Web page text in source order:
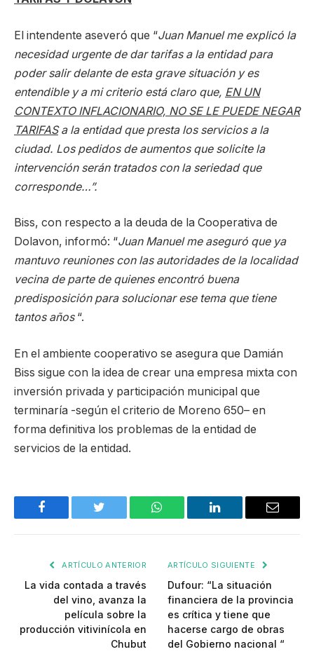
El intendente aseveró que “Juan Manuel me explicó la
necesidad urgente de dar tarifas a la entidad para
poder salir delante de esta grave situación y es
entendible y a mi criterio está claro que, EN UN
CONTEXTO INFLACIONARIO, NO SE LE PUEDE NEGAR
TARIFASa la entidad que presta los servicios a la
ciudad. Los pedidos de aumentos que solicite la
intervención serán tratados con la seriedad que
corresponde…”.
Biss, con respecto a la deuda de la Cooperativa de
Dolavon, informó: “Juan Manuel me aseguró que ya
mantuvo reuniones con las autoridades de la localidad
vecina de parte de quienes encontró buena
predisposición para solucionar ese tema que tiene
tantos años“.
En el ambiente cooperativo se asegura que Damián
Biss sigue con la idea de crear una empresa mixta con
inversión privada y participación municipal que
terminaría -según el criterio de Moreno 650– en
forma definitiva los problemas de la entidad de
servicios de la entidad.
Facebook Twitter WhatsApp LinkedIn Email
ARTÍCULO ANTERIOR
La vida contada a través
del vino, avanza la
película sobre la
producción vitivinícola en
Chubut
ARTÍCULO SIGUIENTE
Dufour: “La situación
financiera de la provincia
es crítica y tiene que
hacerse cargo de obras
del Gobierno nacional “